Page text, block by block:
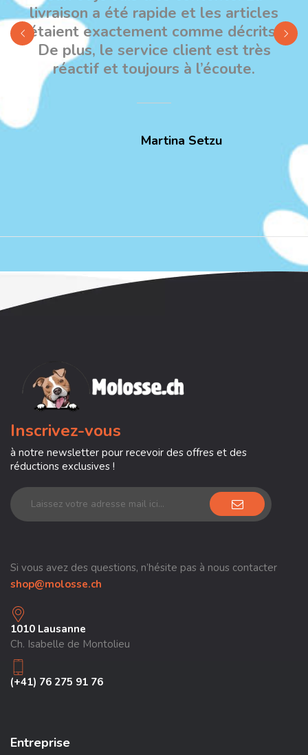
livraison a été rapide et les articles
étaient exactement comme décrits.
De plus, le service client est très
réactif et toujours à l’écoute.
Martina Setzu
Inscrivez-vous
à notre newsletter pour recevoir des offres et des
réductions exclusives !
Si vous avez des questions, n’hésite pas à nous contacter
shop@molosse.ch
1010 Lausanne
Ch. Isabelle de Montolieu
(+41) 76 275 91 76
Entreprise